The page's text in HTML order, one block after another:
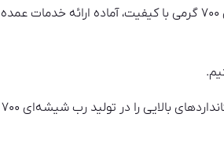
، به عنوان یکی از اصلی‌ترین تولیدکنندگان و عرضه‌کنندگان رب شیشه‌ای ۷۰۰ گرمی با کیفیت، آماده ارائه خدمات عمده
با توجه به تجربه بیش از ۲۰ ساله در صنعت غذایی، شرکت صنایع غذایی دادنام توانسته است استانداردهای بالایی را در تولید رب شیشه‌ای ۷۰۰